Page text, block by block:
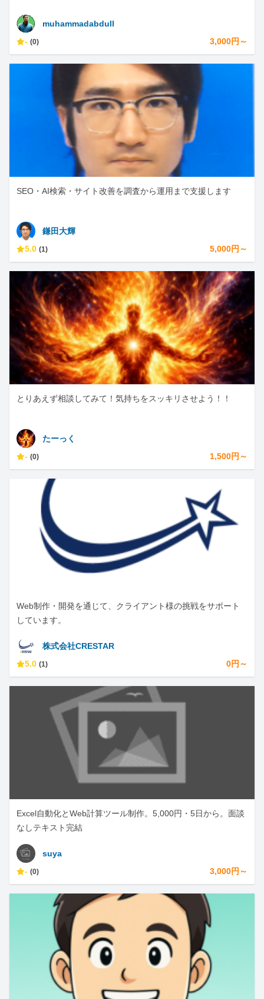
muhammadabdull
- (0) 3,000円～
SEO・AI検索・サイト改善を調査から運用まで支援します
鎌田大輝
5.0 (1) 5,000円～
とりあえず相談してみて！気持ちをスッキリさせよう！！
たーっく
- (0) 1,500円～
Web制作・開発を通じて、クライアント様の挑戦をサポート
しています。
株式会社CRESTAR
5.0 (1) 0円～
Excel自動化とWeb計算ツール制作。5,000円・5日から。面談
なしテキスト完結
suya
- (0) 3,000円～